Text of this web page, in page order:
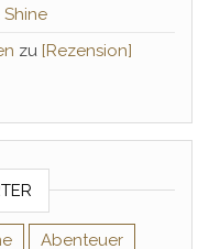
zu [Rezension]
Abenteuer